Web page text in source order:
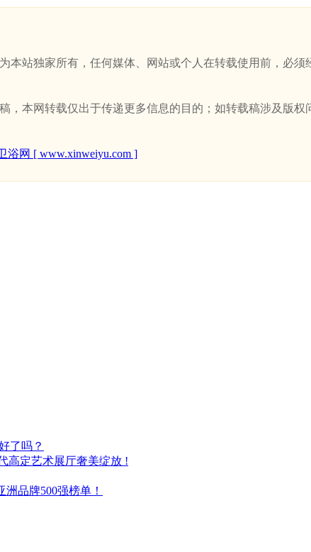
本站独家所有，任何媒体、网站或个人在转载使用前，必
，本网转载仅出于传递更多信息的目的；如转载稿涉及版
浴网 [ www.xinweiyu.com ]
了吗？
高定艺术展厅奢美绽放 !
品牌500强榜单！